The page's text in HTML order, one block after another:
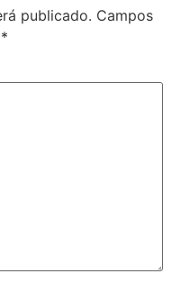
publicado. Campos
*